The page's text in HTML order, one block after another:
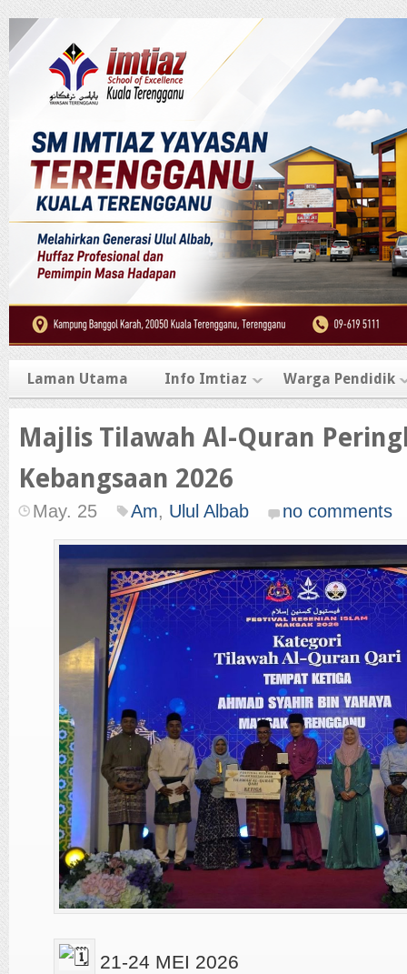
Laman Utama Info Imtiaz Warga Pendidik
Majlis Tilawah Al-Quran
Kebangsaan 2026
May. 25 Am, Ulul Albab no comments
21-24 MEI 2026